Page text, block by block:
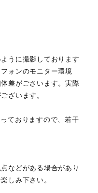
うに撮影しております
ォンのモニター環境
差がごさいます。実際
ざいます。
ておりますので、若干
などがある場合があり
しみ下さい。